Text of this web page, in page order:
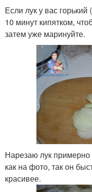
Если лук у вас
10 минут кипятком,
затем уже маринуйте.
Нарезаю лук
как на фото, так он
красивее.